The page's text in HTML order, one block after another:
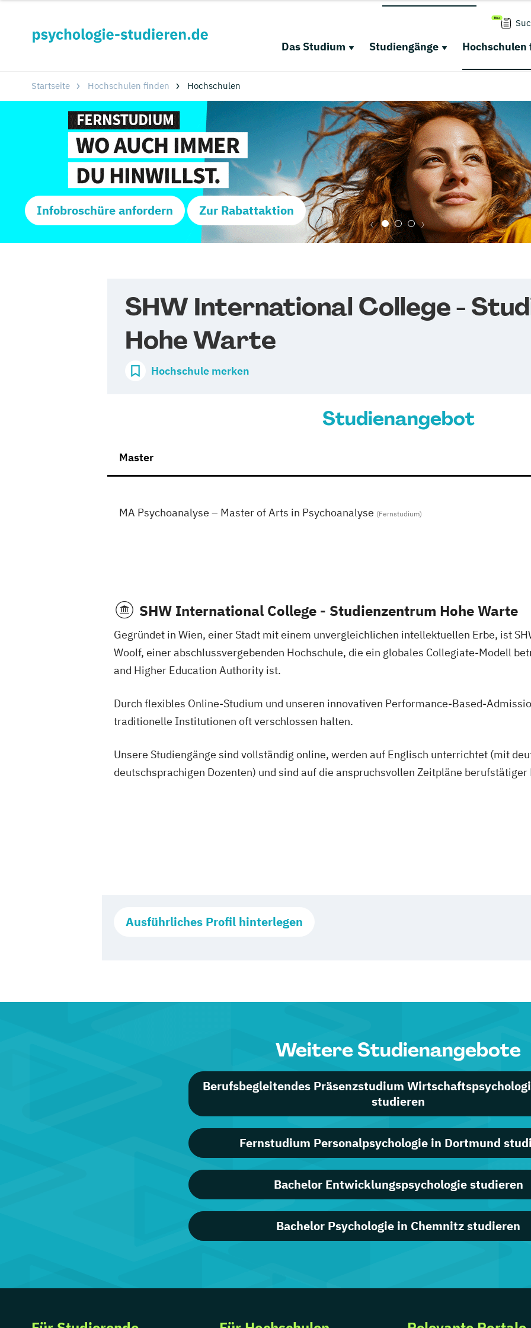
Das Studium Studiengänge Hochschulen
Startseite Hochschulen finden Hochschulen
Infobroschüre anfordern Zur Rabattaktion
SHW International College -
Hohe Warte
Hochschule merken
Studienangebot
Master
MA Psychoanalyse – Master of Arts in Psychoanalyse (Fernstudium)
SHW International College - Studienzentrum Hohe Warte
Gegründet in Wien, einer Stadt mit einem unvergleichlichen intellektuellen Erbe, ist
Woolf, einer abschlussvergebenden Hochschule, die ein globales Collegiate-Modell
and Higher Education Authority ist.
Durch flexibles Online-Studium und unseren innovativen Performance-Based-
traditionelle Institutionen oft verschlossen halten.
Unsere Studiengänge sind vollständig online, werden auf Englisch unterrichtet (mit
deutschsprachigen Dozenten) und sind auf die anspruchsvollen Zeitpläne
Ausführliches Profil hinterlegen
Weitere Studienangebote
Berufsbegleitendes Präsenzstudium
studieren
Fernstudium Personalpsychologie in Dortmund
Bachelor Entwicklungspsychologie studieren
Bachelor Psychologie in Chemnitz studieren